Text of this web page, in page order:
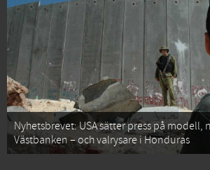
Nyhetsbrevet: USA sätter press på modell,
Västbanken – och valrysare i Honduras